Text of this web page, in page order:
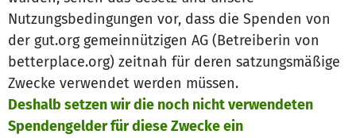
Nutzungsbedingungen vor, dass die Spenden von
der gut.org gemeinnützigen AG (Betreiberin von
betterplace.org) zeitnah für deren satzungsmäßige
Zwecke verwendet werden müssen.
Deshalb setzen wir die noch nicht verwendeten
Spendengelder für diese Zwecke ein